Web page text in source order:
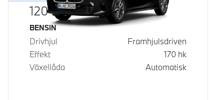
120
Bränsle
BENSIN
Drivhjul
Framhjulsdriven
Effekt
170 hk
Växellåda
Automatisk